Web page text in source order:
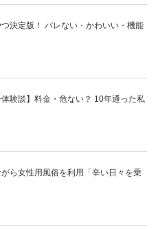
決定版！ バレない・かわいい・機能
体験談】料金・危ない？ 10年通った私
ら女性用風俗を利用「辛い日々を乗